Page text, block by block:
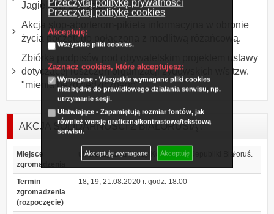
Przeczytaj politykę prywatności
Przeczytaj politykę cookies
Akceptuję:
Wszystkie pliki cookies.
Zaznacz cookies, które akceptujesz:
Wymagane - Wszystkie wymagane pliki cookies
niezbędne do prawidłowego działania serwisu, np.
utrzymanie sesji.
Ułatwiające - Zapamiętują rozmiar fontów, jak
również wersję graficzną/kontrastową/tekstową
serwisu.
Akceptuję wymagane Akceptuję
Jagiellonii Białystok
Akcja stop-aborterom-pikieta informacyjna w obronie
życia poczętego połączona z modlitwą różańcową.
Zbiórka podpisów pod obywatelskim projektem ustawy
dotyczącej roszczeń organizacji żydowskich w/s tzw.
"mienia bezdziedzicznego".
AKCJA SOLIDARNOŚCI Z BIAŁORUSIĄ .
Miejsce
zgromadzenia
ul. Elektryczna 9 przy Konsulacie Republiki Białoruś.
Termin
zgromadzenia
(rozpoczęcie)
18, 19, 21.08.2020 r. godz. 18.00